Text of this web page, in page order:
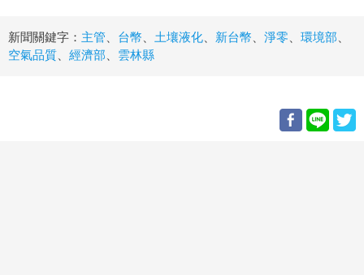
新聞關鍵字： 主管 台幣 土壤液化 新台幣 淨零 環境部
空氣品質
經濟部 雲林縣